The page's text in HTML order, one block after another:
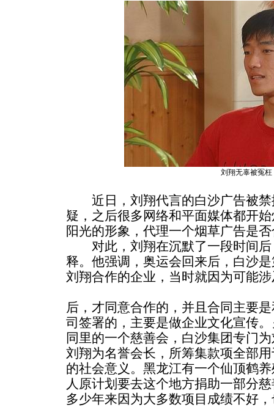
刘翔无辜被冤枉
近日，刘翔代言的白沙广告被禁
疑，之后很多网络和平面媒体都开
阳光的形象，代理一个烟草广告是
对此，刘翔在沉默了一段时间后
释。他强调，奥运会回来后，白沙
刘翔合作的企业，当时就因为可能
后，才同意合作的，并且合同主要
司签署的，主要是做企业文化宣传
同里的一个慈善会，白沙集团专门
刘翔为名誉会长，所筹集款项全部
的社会意义。黑龙江有一个仙顶鹤
人原计划要去这个地方捐助一部分
多少年来因为大多数项目成绩不好